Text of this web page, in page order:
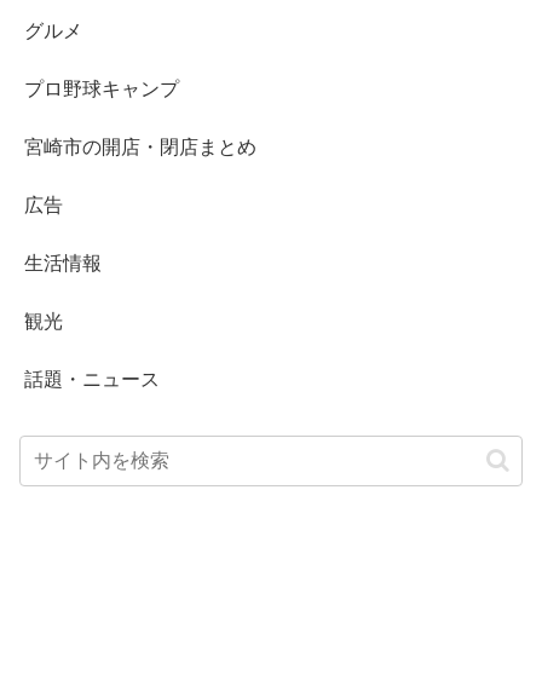
グルメ
プロ野球キャンプ
宮崎市の開店・閉店まとめ
広告
生活情報
観光
話題・ニュース